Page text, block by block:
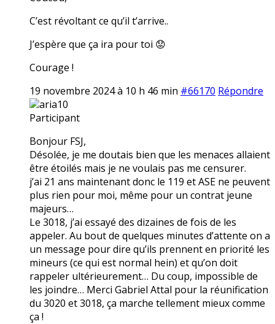
C’est révoltant ce qu’il t’arrive..
J’espère que ça ira pour toi 😟
Courage !
19 novembre 2024 à 10 h 46 min #66170 Répondre
aria10
Participant
Bonjour FSJ,
Désolée, je me doutais bien que les menaces allaient
être étoilés mais je ne voulais pas me censurer.
j’ai 21 ans maintenant donc le 119 et ASE ne peuvent
plus rien pour moi, même pour un contrat jeune
majeurs…
Le 3018, j’ai essayé des dizaines de fois de les
appeler. Au bout de quelques minutes d’attente on a
un message pour dire qu’ils prennent en priorité les
mineurs (ce qui est normal hein) et qu’on doit
rappeler ultérieurement… Du coup, impossible de
les joindre… Merci Gabriel Attal pour la réunification
du 3020 et 3018, ça marche tellement mieux comme
ça !